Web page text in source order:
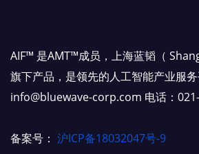
AIF™ 是AMT™成员，上海蓝韬（
旗下产品，是领先的人工智能产业服
info@bluewave-corp.com 电话：
备案号： 沪ICP备18032047号-9